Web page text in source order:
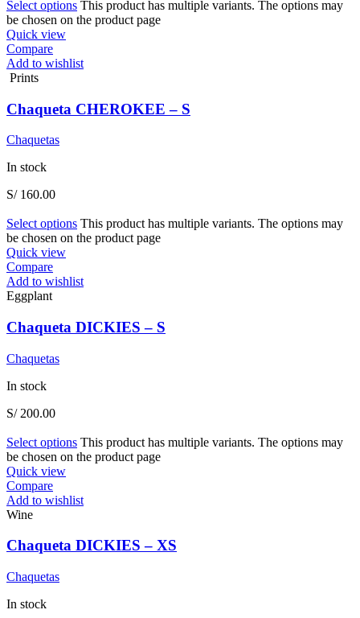
Select options This product has multiple variants. The options may
be chosen on the product page
Quick view
Compare
Add to wishlist
Prints
Chaqueta CHEROKEE – S
Chaquetas
In stock
S/160.00
Select options This product has multiple variants. The options may
be chosen on the product page
Quick view
Compare
Add to wishlist
Eggplant
Chaqueta DICKIES – S
Chaquetas
In stock
S/200.00
Select options This product has multiple variants. The options may
be chosen on the product page
Quick view
Compare
Add to wishlist
Wine
Chaqueta DICKIES – XS
Chaquetas
In stock